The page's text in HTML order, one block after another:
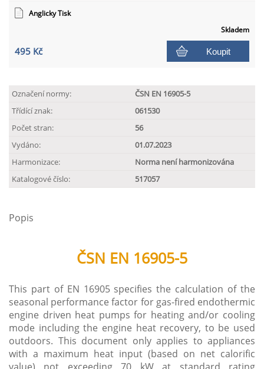
Anglicky Tisk
Skladem
495 Kč Koupit
Označení normy:
ČSN EN 16905-5
Třídící znak:
061530
Počet stran:
56
Vydáno:
01.07.2023
Harmonizace:
Norma není harmonizována
Katalogové číslo:
517057
Popis
ČSN EN 16905-5
This part of EN 16905 specifies the calculation of the
seasonal performance factor for gas-fired endothermic
engine driven heat pumps for heating and/or cooling
mode including the engine heat recovery, to be used
outdoors. This document only applies to appliances
with a maximum heat input (based on net calorific